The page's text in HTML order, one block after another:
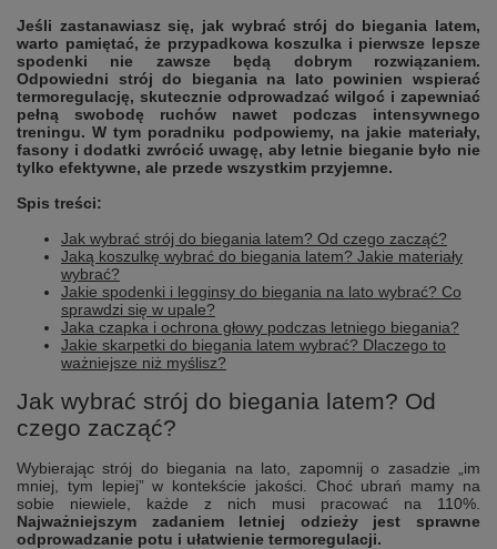
Jeśli zastanawiasz się, jak wybrać strój do biegania latem,
warto pamiętać, że przypadkowa koszulka i pierwsze lepsze
spodenki nie zawsze będą dobrym rozwiązaniem.
Odpowiedni strój do biegania na lato powinien wspierać
termoregulację, skutecznie odprowadzać wilgoć i zapewniać
pełną swobodę ruchów nawet podczas intensywnego
treningu. W tym poradniku podpowiemy, na jakie materiały,
fasony i dodatki zwrócić uwagę, aby letnie bieganie było nie
tylko efektywne, ale przede wszystkim przyjemne.
Spis treści:
Jak wybrać strój do biegania latem? Od czego zacząć?
Jaką koszulkę wybrać do biegania latem? Jakie materiały
wybrać?
Jakie spodenki i legginsy do biegania na lato wybrać? Co
sprawdzi się w upale?
Jaka czapka i ochrona głowy podczas letniego biegania?
Jakie skarpetki do biegania latem wybrać? Dlaczego to
ważniejsze niż myślisz?
Jak wybrać strój do biegania latem? Od
czego zacząć?
Wybierając strój do biegania na lato, zapomnij o zasadzie „im
mniej, tym lepiej” w kontekście jakości. Choć ubrań mamy na
sobie niewiele, każde z nich musi pracować na 110%.
Najważniejszym zadaniem letniej odzieży jest sprawne
odprowadzanie potu i ułatwienie termoregulacji.